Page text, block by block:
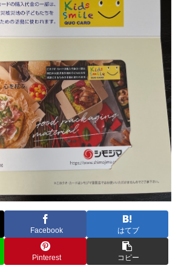
Facebook はてブ
Pinterest コピー